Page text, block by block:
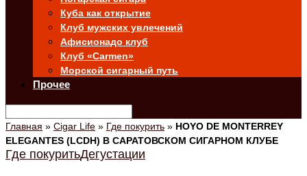
Куба как открытие
Клуб мужских увлечений
Афисионадо клуб
Клуб «Carmen»
Морской сигарный путь
Прочее
Главная » Cigar Life » Где покурить » HOYO DE MONTERREY
ELEGANTES (LCDH) В САРАТОВСКОМ СИГАРНОМ КЛУБЕ
Где покуритьДегустации